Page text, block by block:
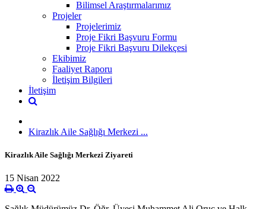
Bilimsel Araştırmalarımız
Projeler
Projelerimiz
Proje Fikri Başvuru Formu
Proje Fikri Başvuru Dilekçesi
Ekibimiz
Faaliyet Raporu
İletişim Bilgileri
İletişim
Kirazlık Aile Sağlığı Merkezi ...
Kirazlık Aile Sağlığı Merkezi Ziyareti
15 Nisan 2022